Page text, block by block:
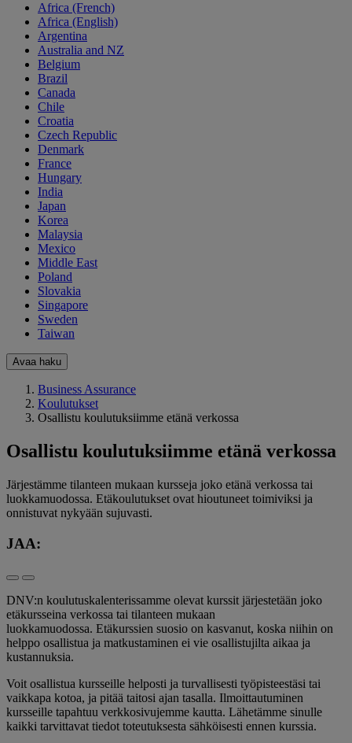
Africa (French)
Africa (English)
Argentina
Australia and NZ
Belgium
Brazil
Canada
Chile
Croatia
Czech Republic
Denmark
France
Hungary
India
Japan
Korea
Malaysia
Mexico
Middle East
Poland
Slovakia
Singapore
Sweden
Taiwan
Avaa haku
Business Assurance
Koulutukset
Osallistu koulutuksiimme etänä verkossa
Osallistu koulutuksiimme etänä verkossa
Järjestämme tilanteen mukaan kursseja joko etänä verkossa tai
luokkamuodossa. Etäkoulutukset ovat hioutuneet toimiviksi ja
onnistuvat nykyään sujuvasti.
JAA:
DNV:n koulutuskalenterissamme olevat kurssit järjestetään joko
etäkursseina verkossa tai tilanteen mukaan
luokkamuodossa. Etäkurssien suosio on kasvanut, koska niihin on
helppo osallistua ja matkustaminen ei vie osallistujilta aikaa ja
kustannuksia.
Voit osallistua kursseille helposti ja turvallisesti työpisteestäsi tai
vaikkapa kotoa, ja pitää taitosi ajan tasalla. Ilmoittautuminen
kursseille tapahtuu verkkosivujemme kautta. Lähetämme sinulle
kaikki tarvittavat tiedot toteutuksesta sähköisesti ennen kurssia.